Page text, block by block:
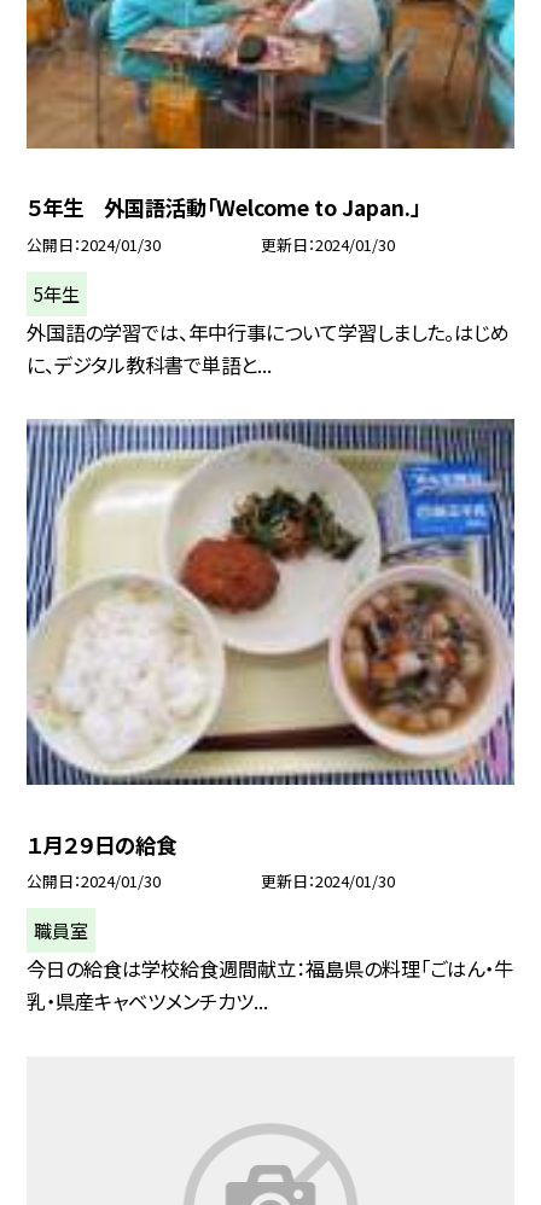
５年生 外国語活動「Welcome to Japan.」
公開日 2024/01/30 更新日 2024/01/30
5年生
外国語の学習では、年中行事について学習しました。はじめ
に、デジタル教科書で単語と...
１月２９日の給食
公開日 2024/01/30 更新日 2024/01/30
職員室
今日の給食は学校給食週間献立：福島県の料理「ごはん・牛
乳・県産キャベツメンチカツ...